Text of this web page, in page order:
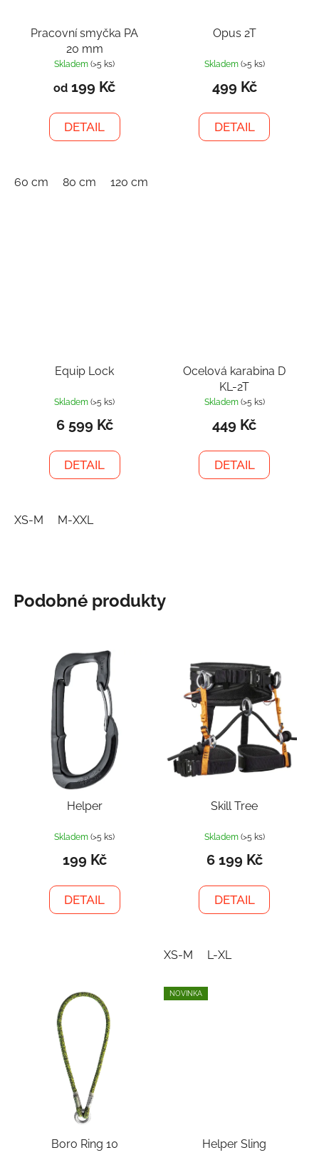
Pracovní smyčka PA
20 mm
Skladem(>5 ks)
od 199 Kč
DETAIL
60 cm 80 cm 120 cm
Opus 2T
Skladem (>5 ks)
499 Kč
DETAIL
Equip Lock
Skladem(>5 ks)
6 599 Kč
DETAIL
XS-M M-XXL
Ocelová karabina D
KL-2T
Skladem (>5 ks)
449 Kč
DETAIL
Podobné produkty
Helper
Skladem(>5 ks)
199 Kč
DETAIL
Skill Tree
Skladem (>5 ks)
6 199 Kč
DETAIL
XS-M L-XL
Boro Ring 10
NOVINKA
Helper Sling